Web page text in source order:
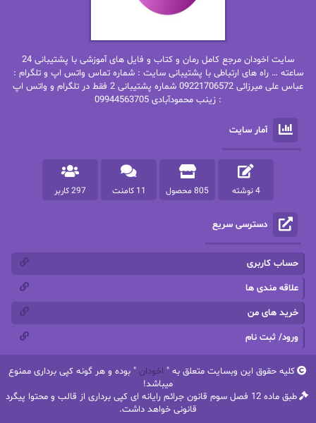
بهاره.م
بیتا فرخی
پاتریشیا ویلسون پرتو فرهمند
پرستو اسحقی
پرستو مهاجر
پرهام رسولی
پروانه قدیمی پروانه محمدی
پریسا شکور(طوفان خاموش)
پنلوپه وارد
تاران
ترنم.25
ثمین سرابی جان فاولز
جرج.آر.آر.مارتین
سایت اخودان مرجع کامل رمان و کتاب و فایل های آموزشی با پشتیبانی 24
ساعته … راه های ارتباطی با پشتیبانی سایت : شماره تماس واتس اپ و تلگرام :
عباس علی میرزائی 09221706572 شماره پشتیبانی 2 فقط در تلگرام و واتس اپ
: زینب محمودآبادی 09944563705
آمار سایت
4 نوشته 805 محصول 11 کامنت 297 کاربر
دسترسی سریع
حساب کاربری
علاقه مندی ها
خرید های من
ورود/ ثبت نام
کلیه حقوق این وبسایت متعلق به " اخودان " بوده و هر گونه کپی برداری ممنوع
میباشد!
طبق ماده 12 فصل سوم قانون جرائم رایانه ای کپی برداری از قالب و محتوا پیگرد
قانونی خواهد داشت.